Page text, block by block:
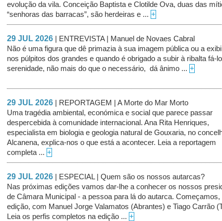
evolução da vila. Conceição Baptista e Clotilde Ova, duas das
“senhoras das barracas”, são herdeiras e ... +
29 JUL 2026
| ENTREVISTA | Manuel de Novaes Cabral
Não é uma figura que dê primazia à sua imagem pública ou a
nos púlpitos dos grandes e quando é obrigado a subir à ribalta fá-
serenidade, não mais do que o necessário, dá ânimo ... +
29 JUL 2026
| REPORTAGEM | A Morte do Mar Morto
Uma tragédia ambiental, económica e social que parece passar
despercebida à comunidade internacional. Ana Rita Henriques,
especialista em biologia e geologia natural de Gouxaria, no
Alcanena, explica-nos o que está a acontecer. Leia a reportagem
completa ... +
29 JUL 2026
| ESPECIAL | Quem são os nossos autarcas?
Nas próximas edições vamos dar-lhe a conhecer os nossos
de Câmara Municipal - a pessoa para lá do autarca. Começamos,
edição, com Manuel Jorge Valamatos (Abrantes) e Tiago Carrão
Leia os perfis completos na edição ... +